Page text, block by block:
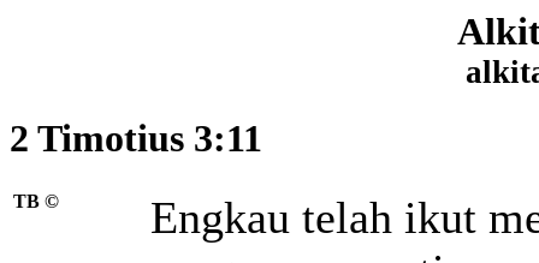
2 Timotius 3:11
TB ©
Engkau telah ikut